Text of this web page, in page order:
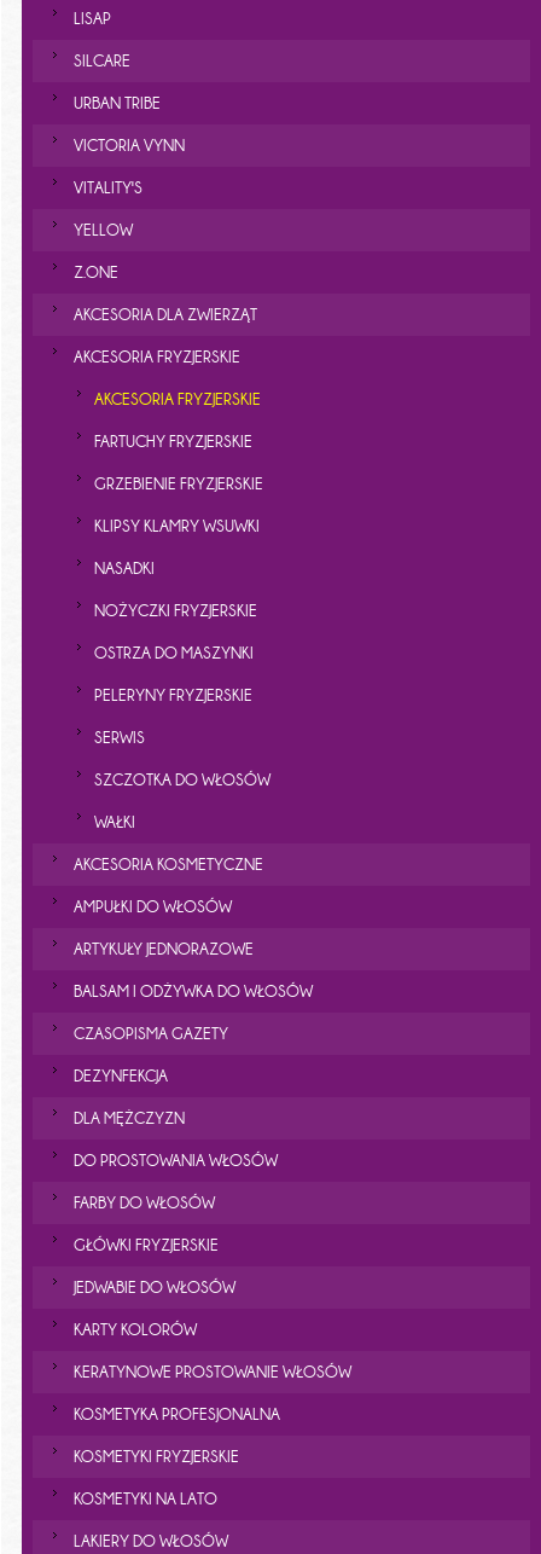
LISAP
SILCARE
URBAN TRIBE
VICTORIA VYNN
VITALITY'S
YELLOW
Z.ONE
AKCESORIA DLA ZWIERZĄT
AKCESORIA FRYZJERSKIE
AKCESORIA FRYZJERSKIE
FARTUCHY FRYZJERSKIE
GRZEBIENIE FRYZJERSKIE
KLIPSY KLAMRY WSUWKI
NASADKI
NOŻYCZKI FRYZJERSKIE
OSTRZA DO MASZYNKI
PELERYNY FRYZJERSKIE
SERWIS
SZCZOTKA DO WŁOSÓW
WAŁKI
AKCESORIA KOSMETYCZNE
AMPUŁKI DO WŁOSÓW
ARTYKUŁY JEDNORAZOWE
BALSAM I ODŻYWKA DO WŁOSÓW
CZASOPISMA GAZETY
DEZYNFEKCJA
DLA MĘŻCZYZN
DO PROSTOWANIA WŁOSÓW
FARBY DO WŁOSÓW
GŁÓWKI FRYZJERSKIE
JEDWABIE DO WŁOSÓW
KARTY KOLORÓW
KERATYNOWE PROSTOWANIE WŁOSÓW
KOSMETYKA PROFESJONALNA
KOSMETYKI FRYZJERSKIE
KOSMETYKI NA LATO
LAKIERY DO WŁOSÓW